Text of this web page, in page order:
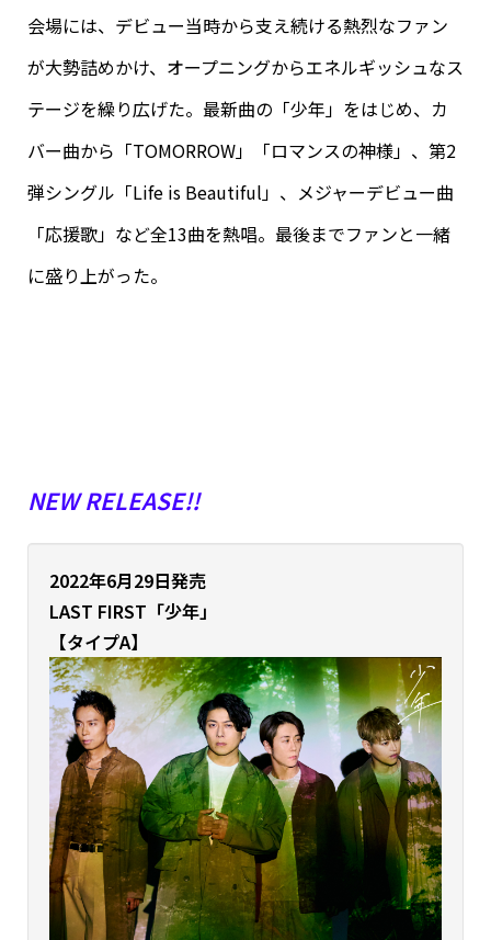
会場には、デビュー当時から支え続ける熱烈なファン
が大勢詰めかけ、オープニングからエネルギッシュなス
テージを繰り広げた。最新曲の「少年」をはじめ、カ
バー曲から「TOMORROW」「ロマンスの神様」、第2
弾シングル「Life is Beautiful」、メジャーデビュー曲
「応援歌」など全13曲を熱唱。最後までファンと一緒
に盛り上がった。
NEW RELEASE!!
2022年6月29日発売
LAST FIRST「少年」
【タイプA】